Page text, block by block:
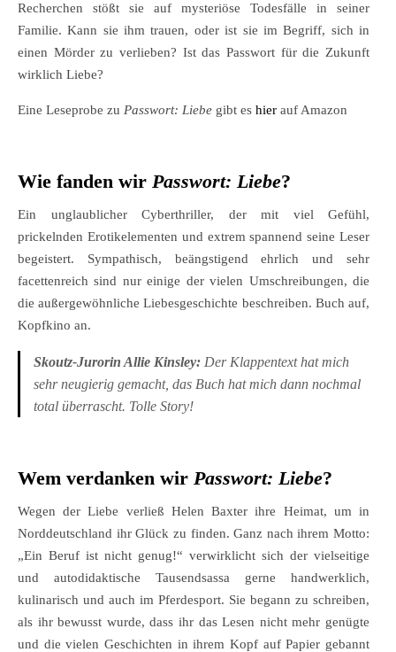
Recherchen stößt sie auf mysteriöse Todesfälle in seiner
Familie. Kann sie ihm trauen, oder ist sie im Begriff, sich in
einen Mörder zu verlieben? Ist das Passwort für die Zukunft
wirklich Liebe?
Eine Leseprobe zu Passwort: Liebe gibt es hier auf Amazon
Wie fanden wir Passwort: Liebe?
Ein unglaublicher Cyberthriller, der mit viel Gefühl,
prickelnden Erotikelementen und extrem spannend seine Leser
begeistert. Sympathisch, beängstigend ehrlich und sehr
facettenreich sind nur einige der vielen Umschreibungen, die
die außergewöhnliche Liebesgeschichte beschreiben. Buch auf,
Kopfkino an.
Skoutz-Jurorin Allie Kinsley: Der Klappentext hat mich
sehr neugierig gemacht, das Buch hat mich dann nochmal
total überrascht. Tolle Story!
Wem verdanken wir Passwort: Liebe?
Wegen der Liebe verließ Helen Baxter ihre Heimat, um in
Norddeutschland ihr Glück zu finden. Ganz nach ihrem Motto:
„Ein Beruf ist nicht genug!“ verwirklicht sich der vielseitige
und autodidaktische Tausendsassa gerne handwerklich,
kulinarisch und auch im Pferdesport. Sie begann zu schreiben,
als ihr bewusst wurde, dass ihr das Lesen nicht mehr genügte
und die vielen Geschichten in ihrem Kopf auf Papier gebannt